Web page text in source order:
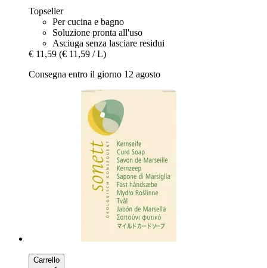
Topseller
Per cucina e bagno
Soluzione pronta all'uso
Asciuga senza lasciare residui
€ 11,59 (€ 11,59 / L)
Consegna entro il giorno 12 agosto
Carrello